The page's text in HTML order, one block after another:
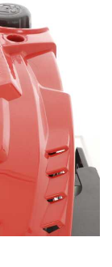
fruits